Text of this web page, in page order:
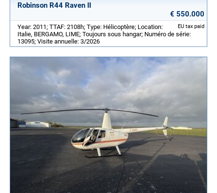
Robinson R44 Raven II
€ 550.000
EU tax paid
Year: 2011; TTAF: 2108h; Type: Hélicoptère; Location:
Italie, BERGAMO, LIME; Toujours sous hangar; Numéro de série:
13095; Visite annuelle: 3/2026